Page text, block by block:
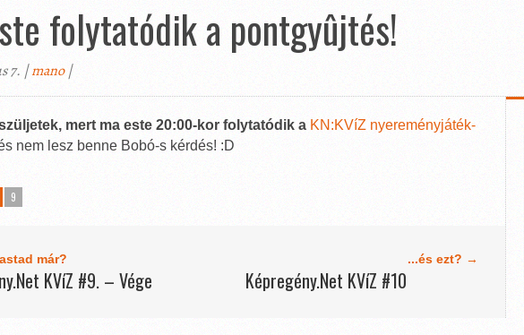
folytatódik a pontgyûjtés!
7. |mano|
mert ma este 20:00-kor folytatódik a KN:KVíZ nyereményjáték-
nem lesz benne Bobó-s kérdés! :D
9
már?
KVíZ #9. – Vége
...és ezt? →
Képregény.Net KVíZ #10